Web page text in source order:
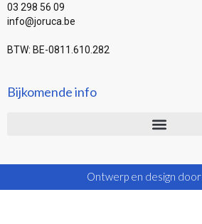
03 298 56 09
info@joruca.be
BTW: BE-0811.610.282
Bijkomende info
Ontwerp en design door